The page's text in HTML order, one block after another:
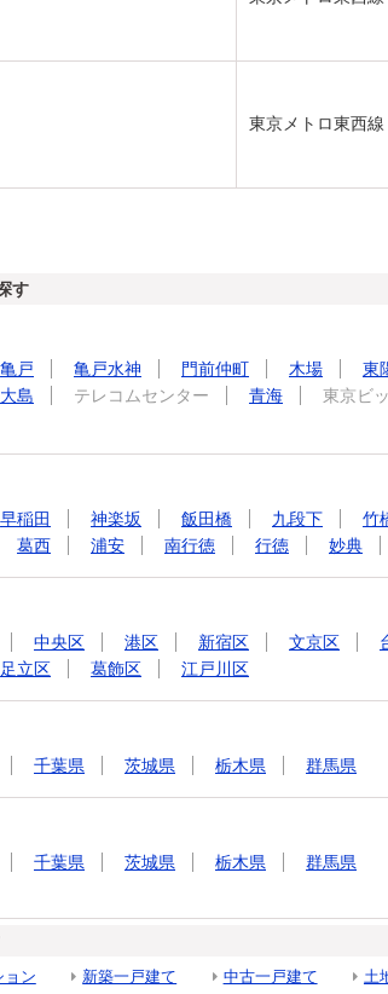
東京メトロ東西
す
亀戸 亀戸水神 門前仲町 木場 東
島 テレコムセンター 青海 東京ビ
早稲田 神楽坂 飯田橋 九段下 竹
葛西 浦安 南行徳 行徳 妙典
中央区 港区 新宿区 文京区
足立区 葛飾区 江戸川区
千葉県 茨城県 栃木県 群馬県
千葉県 茨城県 栃木県 群馬県
ョン 新築一戸建て 中古一戸建て 土